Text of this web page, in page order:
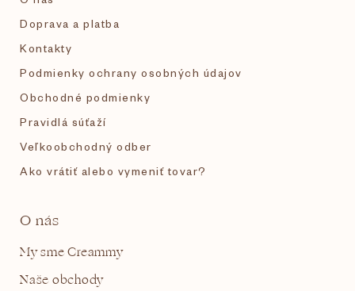
Doprava a platba
Kontakty
Podmienky ochrany osobných údajov
Obchodné podmienky
Pravidlá súťaží
Veľkoobchodný odber
Ako vrátiť alebo vymeniť tovar?
O nás
My sme Creammy
Naše obchody